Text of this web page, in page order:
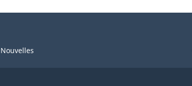
Nouvelles